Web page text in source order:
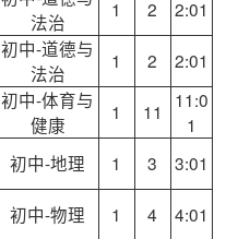
法治
1 2
2:01
初中-道德与
法治
1 2
2:01
初中-体育与
健康
1 11
11:0
1
初中-地理 1 3
3:01
初中-物理 1 4 4:01